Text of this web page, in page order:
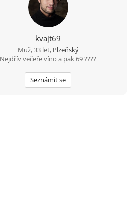
kvajt69
Muž, 33 let, Plzeňský
Nejdřív večeře víno a pak 69 ????
Seznámit se